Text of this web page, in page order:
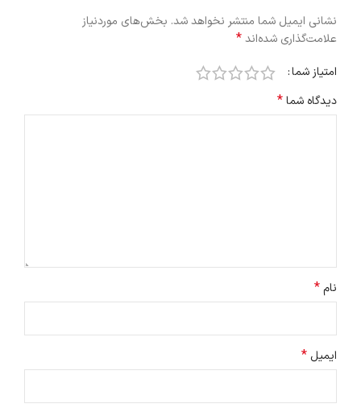
نشانی ایمیل شما منتشر نخواهد شد. بخش‌های موردنیاز
علامت‌گذاری شده‌اند*
امتیاز شما
دیدگاه شما*
نام*
ایمیل*